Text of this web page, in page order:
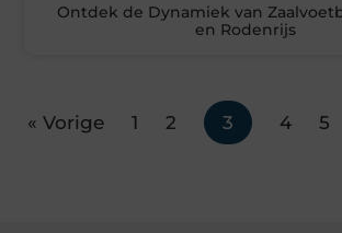
Ontdek de Dynamiek van
en Rodenrijs
« Vorige 1 2 3 4 5